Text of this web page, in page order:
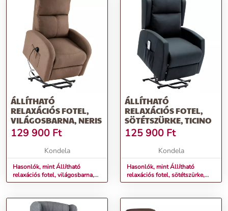
ÁLLÍTHATÓ
RELAXÁCIÓS FOTEL,
VILÁGOSBARNA, NERIS
129 900 Ft
Kondela
Hasonlók, mint Állítható
relaxációs fotel, világosbarna,
NERIS
ÁLLÍTHATÓ
RELAXÁCIÓS FOTEL,
SÖTÉTSZÜRKE, TICINO
125 900 Ft
Kondela
Hasonlók, mint Állítható
relaxációs fotel, sötétszürke,
TICINO